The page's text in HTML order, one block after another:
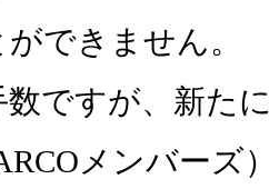
ができません。
数ですが、新た
メンバー